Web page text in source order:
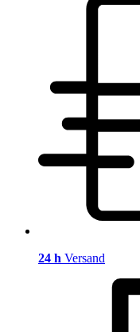
24 h Versand